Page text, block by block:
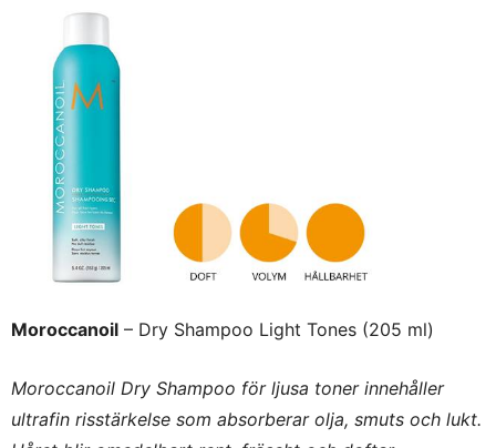
Moroccanoil – Dry Shampoo Light Tones (205 ml)
Moroccanoil Dry Shampoo för ljusa toner innehåller
ultrafin risstärkelse som absorberar olja, smuts och lukt.